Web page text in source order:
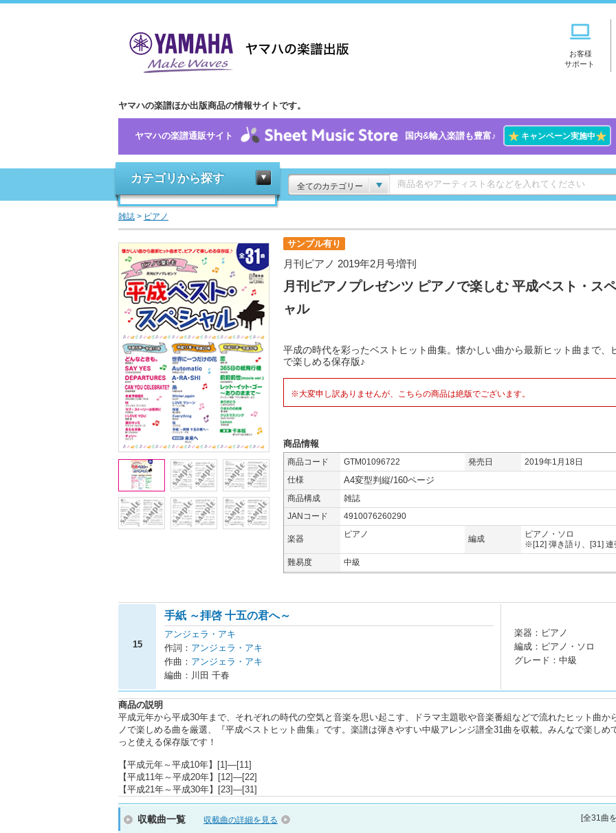
お客様
サポート
ヤマハの楽譜ほか出版商品の情報サイトです。
ヤマハの楽譜通販サイト 国内&輸入楽譜も豊富♪ ★キャンペーン実施中★
カテゴリから探す
全てのカテゴリー
雑誌 > ピアノ
サンプル有り
月刊ピアノ 2019年2月号増刊
月刊ピアノプレゼンツ ピアノで楽しむ 平成ベスト・ス
ャル
平成の時代を彩ったベストヒット曲集。懐かしい曲から最新ヒット曲まで、
で楽しめる保存版♪
※大変申し訳ありませんが、こちらの商品は絶版でございます。
商品情報
商品コード GTM01096722 発売日
2019年1月18日
仕様
A4変型判縦/160ページ
商品構成
雑誌
JANコード
4910076260290
楽器 ピアノ 編成
ピアノ・ソロ
※[12] 弾き語り、[31] 連
難易度
中級
15
手紙 ～拝啓 十五の君へ～
アンジェラ・アキ
作詞： アンジェラ・アキ
作曲： アンジェラ・アキ
編曲：川田 千春
楽器：ピアノ
編成：ピアノ・ソロ
グレード：中級
商品の説明
平成元年から平成30年まで、それぞれの時代の空気と音楽を思い起こす、ドラマ主題歌や音楽番組などで流れたヒット曲か
ノで楽しめる曲を厳選、『平成ベストヒット曲集』です。楽譜は弾きやすい中級アレンジ譜全31曲を収載。みんなで楽しめ
っと使える保存版です！
【平成元年～平成10年】[1]―[11]
【平成11年～平成20年】[12]―[22]
【平成21年～平成30年】[23]―[31]
収載曲一覧 収載曲の詳細を見る [全31曲